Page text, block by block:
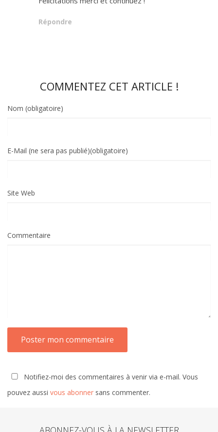
Répondre
COMMENTEZ CET ARTICLE !
Nom (obligatoire)
E-Mail (ne sera pas publié)(obligatoire)
Site Web
Commentaire
Notifiez-moi des commentaires à venir via e-mail. Vous
pouvez aussi vous abonner sans commenter.